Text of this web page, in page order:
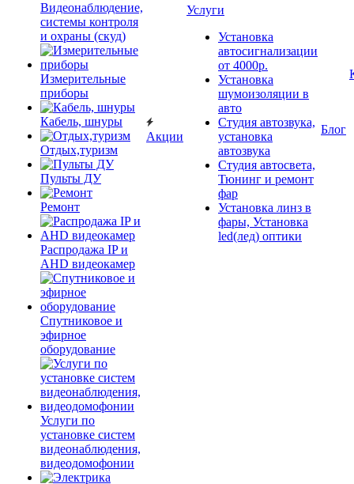
Видеонаблюдение,
системы контроля
и охраны (скуд)
Измерительные
приборы
Кабель, шнуры
Отдых,туризм
Пульты ДУ
Ремонт
Распродажа IP и
AHD видеокамер
Спутниковое и
эфирное
оборудование
Услуги по
установке систем
видеонаблюдения,
видеодомофонии
Акции
Услуги
Установка
автосигнализации
от 4000р.
Установка
шумоизоляции в
авто
Студия автозвука,
установка
автозвука
Студия автосвета,
Тюнинг и ремонт
фар
Установка линз в
фары, Установка
led(лед) оптики
Блог